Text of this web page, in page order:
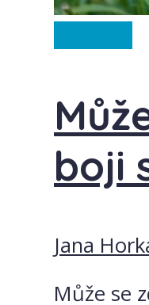
boji
Jana
Může se